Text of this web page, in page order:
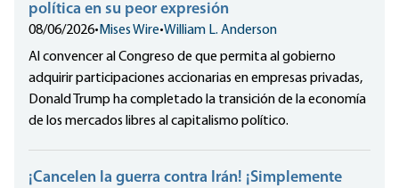
política en su peor expresión
08/06/2026• Mises Wire•William L. Anderson
Al convencer al Congreso de que permita al gobierno
adquirir participaciones accionarias en empresas privadas,
Donald Trump ha completado la transición de la economía
de los mercados libres al capitalismo político.
¡Cancelen la guerra contra Irán! ¡Simplemente